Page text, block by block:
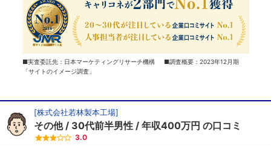
■実査委託先：日本マーケティングリサーチ機構 ■調査概要：2023年12月期
「サイトのイメージ調査」
[株式会社若林製本工場]
その他 30代前半男性 年収400万円 の口コミ
3.0